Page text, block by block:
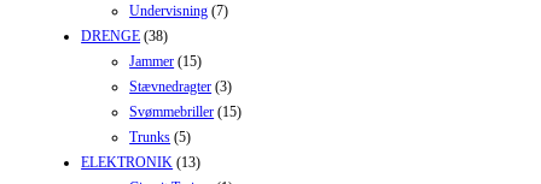
Undervisning (7)
DRENGE (38)
Jammer (15)
Stævnedragter (3)
Svømmebriller (15)
Trunks (5)
ELEKTRONIK (13)